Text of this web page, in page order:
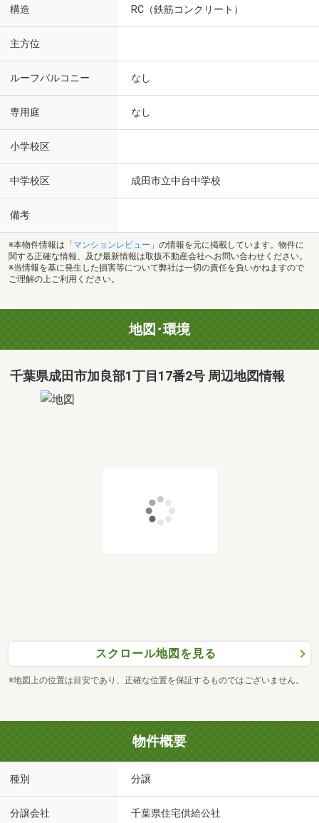
構造 RC（鉄筋コンクリート）
主方位
ルーフバルコニー なし
専用庭 なし
小学校区
中学校区 成田市立中台中学校
備考
※本物件情報は「 マンションレビュー 」の情報を元に掲載しています。物件に
関する正確な情報、及び最新情報は取扱不動産会社へお問い合わせください。
※当情報を基に発生した損害等について弊社は一切の責任を負いかねますので
ご理解の上ご利用ください。
地図･環境
千葉県成田市加良部1丁目17番2号 周辺地図情報
スクロール地図を見る
※地図上の位置は目安であり、正確な位置を保証するものではございません。
物件概要
種別 分譲
分譲会社 千葉県住宅供給公社